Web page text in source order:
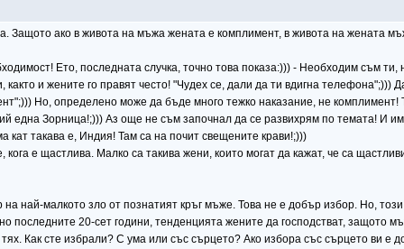
Защото ако в живота на мъжа жената е комплимент, в живота на жената
Ето, последната случка, точно това показа:))) - Необходим съм
и жените го правят често! "Чудех се, дали да ти вдигна
Но, определено може да бъде много тежко наказание, не
една Зорница!;))) Аз още не съм започнал да се развихрям по темата! И
кат такава е, Индия! Там са на почит свещените крави!;)))
е щастлива. Малко са такива жени, които могат да кажат, че са
най-малкото зло от познатият кръг мъже. Това не е добър избор. Но,
последните 20-сет години, тенденцията жените да господстват, защото
Как сте избрали? С ума или със сърцето? Ако избора със сърцето ви е